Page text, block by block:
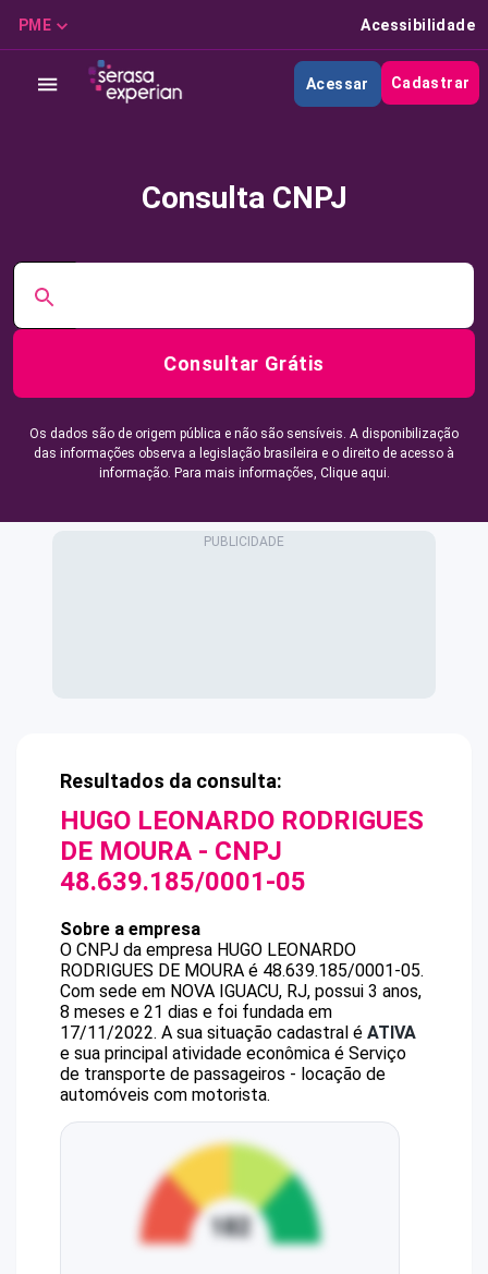
PME Acessibilidade
Acessar Cadastrar
Consulta CNPJ
Consultar Grátis
Os dados são de origem pública e não são sensíveis. A disponibilização
das informações observa a legislação brasileira e o direito de acesso à
informação. Para mais informações, Clique aqui.
Resultados da consulta:
HUGO LEONARDO RODRIGUES
DE MOURA - CNPJ
48.639.185/0001-05
Sobre a empresa
O CNPJ da empresa HUGO LEONARDO
RODRIGUES DE MOURA é 48.639.185/0001-05.
Com sede em NOVA IGUACU, RJ, possui 3 anos,
8 meses e 21 dias e foi fundada em
17/11/2022. A sua situação cadastral é ATIVA
e sua principal atividade econômica é Serviço
de transporte de passageiros - locação de
automóveis com motorista.